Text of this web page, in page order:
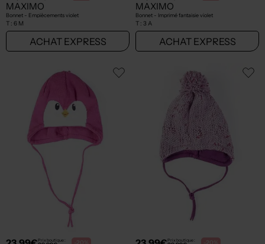
MAXIMO
Bonnet - Empiècements violet
T : 6 M
ACHAT EXPRESS
MAXIMO
Bonnet - Imprimé fantaisie violet
T : 3 A
ACHAT EXPRESS
Prix boutique : Prix boutique :